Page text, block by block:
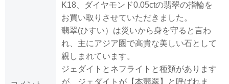
K18、ダイヤモンド0.05ctの翡翠の指輪を
お買い取りさせていただきました。
翡翠(ひすい）は災いから身を守ると言わ
れ、主にアジア圏で高貴な美しい石として
親しまれています。
ジェダイトとネフライトと種類があります
が、ジェダイトが【本翡翠】と呼ばれま